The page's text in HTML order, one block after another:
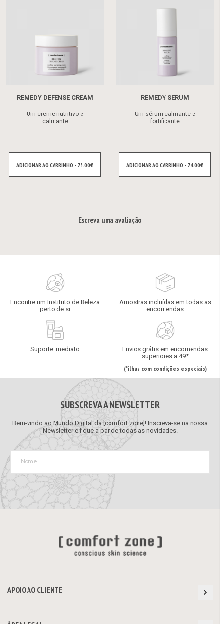
REMEDY DEFENSE CREAM
Um creme nutritivo e
calmante
ADICIONAR AO CARRINHO - 73.00€
REMEDY SERUM
Um sérum calmante e
fortificante
ADICIONAR AO CARRINHO - 74.00€
Escreva uma avaliação
Encontre um Instituto de Beleza
perto de si
Amostras incluídas em todas as
encomendas
Suporte imediato
Envios grátis em encomendas
superiores a 49*
(*ilhas com condições especiais)
SUBSCREVA A NEWSLETTER
Bem-vindo ao Mundo Digital da [comfort zone]! Inscreva-se na nossa
Newsletter e fique a par de todas as novidades.
APOIO AO CLIENTE